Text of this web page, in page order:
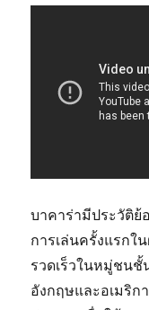
บาคาร่ามีประวัติ
การเล่นครั้งแรกใ
รวดเร็วในหมู่ชนชั้
อังกฤษและอเมริก